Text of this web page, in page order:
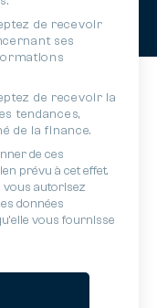
de recevoir
ses
de recevoir la
tendances,
de la finance.
de ces
prévu à cet effet.
vous autorisez
données
vous fournisse